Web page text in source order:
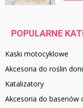
POPULARNE
Kaski motocyklowe
Akcesoria do roślin
Katalizatory
Akcesoria do basenów